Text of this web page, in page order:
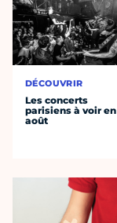
DÉCOUVRIR
Les concerts
parisiens à voir en
août